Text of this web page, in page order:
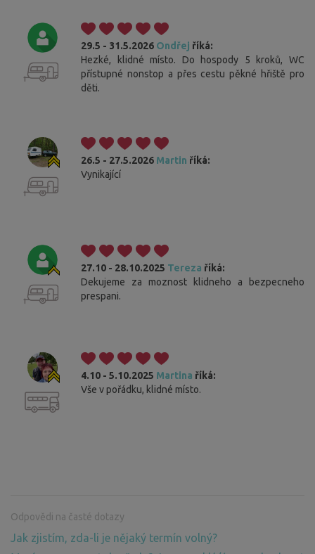
29.5 - 31.5.2026 Ondřej říká:
Hezké, klidné místo. Do hospody 5 kroků, WC
přístupné nonstop a přes cestu pěkné hřiště pro
děti.
26.5 - 27.5.2026 Martin říká:
Vynikající
27.10 - 28.10.2025 Tereza říká:
Dekujeme za moznost klidneho a bezpecneho
prespani.
4.10 - 5.10.2025 Martina říká:
Vše v pořádku, klidné místo.
Odpovědi na časté dotazy
Jak zjistím, zda-li je nějaký termín volný?